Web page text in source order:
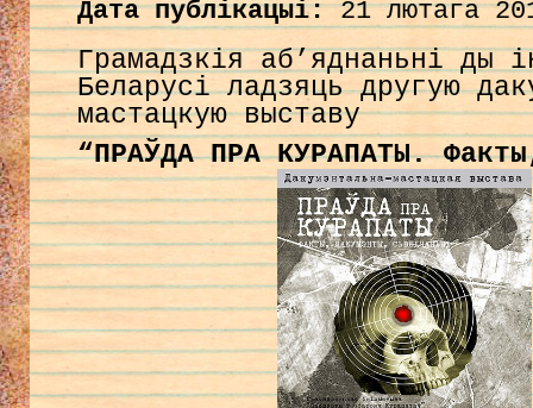
Дата публікацыі:21 лютага
Грамадзкія аб’яднаньні ды
Беларусі ладзяць другую
мастацкую выставу
“ПРАЎДА ПРА КУРАПАТЫ.